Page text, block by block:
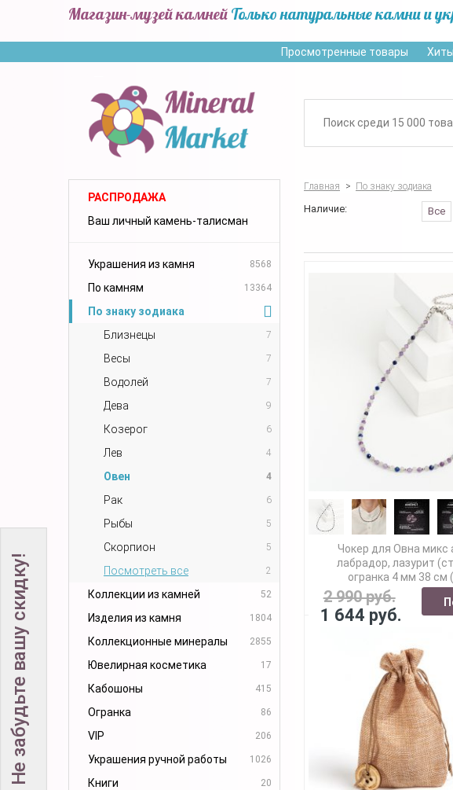
Магазин-музей камней Только натуральные камни и
Просмотренные товары Хиты
РАСПРОДАЖА
Ваш личный камень-талисман
Украшения из камня 8568
По камням 13364
По знаку зодиака
Близнецы
7
Весы 7
Водолей 7
Дева 9
Козерог 6
Лев 4
Овен 4
Рак 6
Рыбы 5
Скорпион 5
Посмотреть все 2
Коллекции из камней 52
Изделия из камня 1804
Коллекционные минералы 2855
Ювелирная косметика 17
Кабошоны 415
Огранка 86
VIP 206
Украшения ручной работы 1026
Книги 20
Главная > По знаку зодиака
Наличие: Все
Чокер для Овна микс
лабрадор, лазурит
огранка 4 мм 38 см
2 990 руб.
1 644 руб.
Не забудьте вашу скидку!